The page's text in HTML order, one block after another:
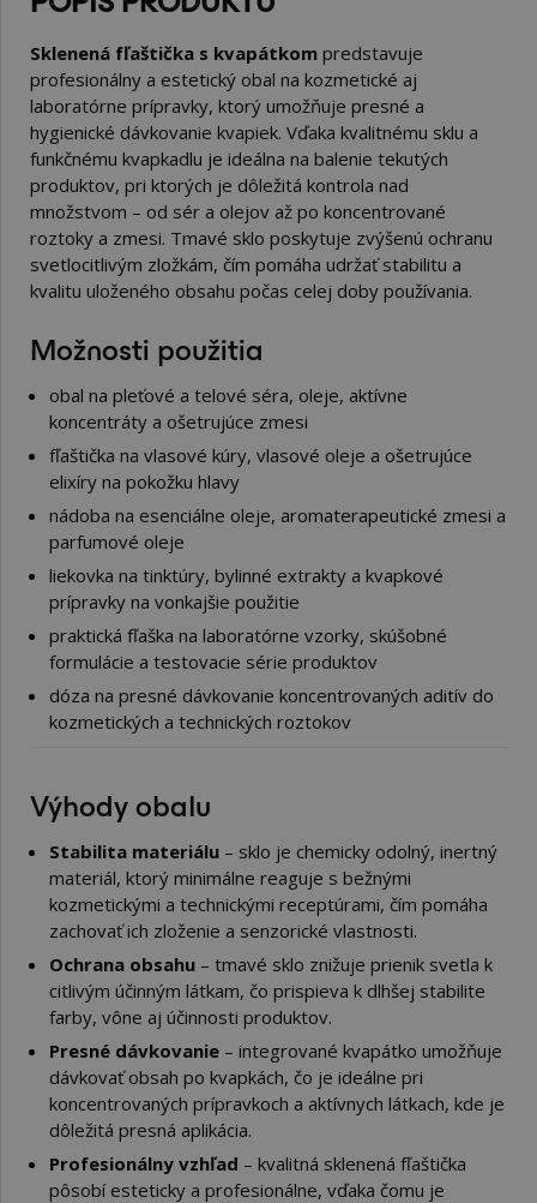
Sklenená fľaštička s kvapátkom predstavuje
profesionálny a estetický obal na kozmetické aj
laboratórne prípravky, ktorý umožňuje presné a
hygienické dávkovanie kvapiek. Vďaka kvalitnému sklu a
funkčnému kvapkadlu je ideálna na balenie tekutých
produktov, pri ktorých je dôležitá kontrola nad
množstvom – od sér a olejov až po koncentrované
roztoky a zmesi. Tmavé sklo poskytuje zvýšenú ochranu
svetlocitlivým zložkám, čím pomáha udržať stabilitu a
kvalitu uloženého obsahu počas celej doby používania.
Možnosti použitia
obal na pleťové a telové séra, oleje, aktívne
koncentráty a ošetrujúce zmesi
fľaštička na vlasové kúry, vlasové oleje a ošetrujúce
elixíry na pokožku hlavy
nádoba na esenciálne oleje, aromaterapeutické zmesi a
parfumové oleje
liekovka na tinktúry, bylinné extrakty a kvapkové
prípravky na vonkajšie použitie
praktická fľaška na laboratórne vzorky, skúšobné
formulácie a testovacie série produktov
dóza na presné dávkovanie koncentrovaných aditív do
kozmetických a technických roztokov
Výhody obalu
Stabilita materiálu – sklo je chemicky odolný, inertný
materiál, ktorý minimálne reaguje s bežnými
kozmetickými a technickými receptúrami, čím pomáha
zachovať ich zloženie a senzorické vlastnosti.
Ochrana obsahu – tmavé sklo znižuje prienik svetla k
citlivým účinným látkam, čo prispieva k dlhšej stabilite
farby, vône aj účinnosti produktov.
Presné dávkovanie – integrované kvapátko umožňuje
dávkovať obsah po kvapkách, čo je ideálne pri
koncentrovaných prípravkoch a aktívnych látkach, kde je
dôležitá presná aplikácia.
Profesionálny vzhľad – kvalitná sklenená fľaštička
pôsobí esteticky a profesionálne, vďaka čomu je